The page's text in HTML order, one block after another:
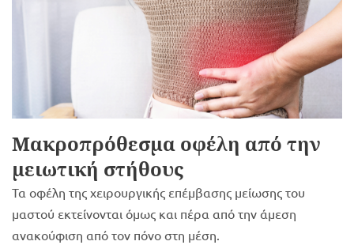
Μακροπρόθεσμα οφέλη από την
μειωτική στήθους
Τα οφέλη της χειρουργικής επέμβασης μείωσης του
μαστού εκτείνονται όμως και πέρα από την άμεση
ανακούφιση από τον πόνο στη μέση.